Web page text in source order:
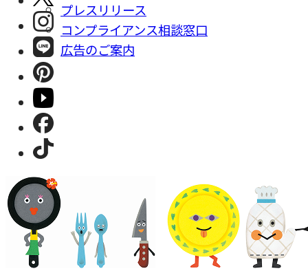
プレスリリース
コンプライアンス相談窓⼝
広告のご案内